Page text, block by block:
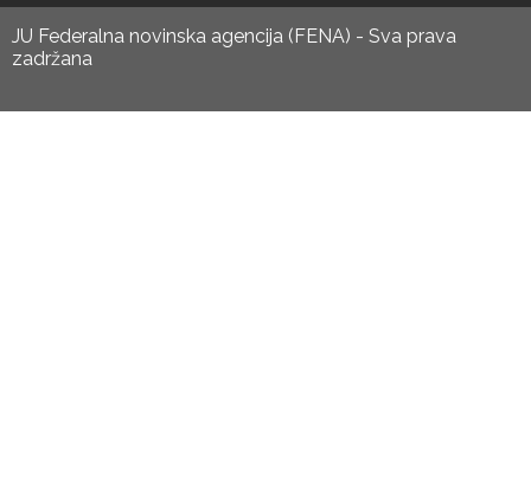
JU Federalna novinska agencija (FENA) - Sva prava
zadržana